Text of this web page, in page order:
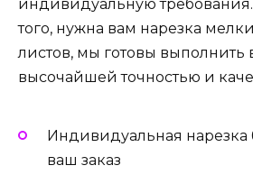
индивидуальную
того, нужна вам нарезка
листов, мы готовы выполнить
высочайшей точностью и
Индивидуальная нарезка
ваш заказ